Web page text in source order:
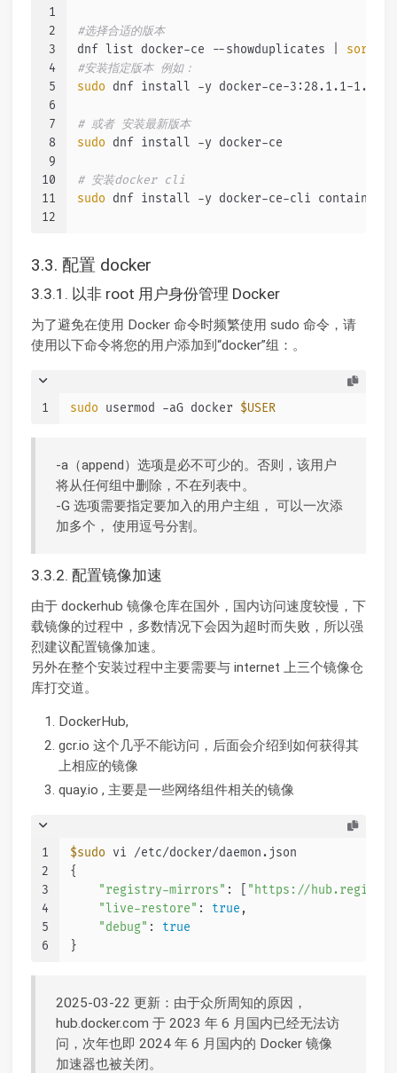
1
2
3
4
5
6
7
8
9
10
11
12
#选择合适的版本
dnf list docker-ce --showduplicates | sort
#安装指定版本 例如：
sudo dnf install -y docker-ce-3:28.1.1-
# 或者 安装最新版本
sudo dnf install -y docker-ce
# 安装docker cli
sudo dnf install -y docker-ce-cli
3.3. 配置 docker
3.3.1. 以非 root 用户身份管理 Docker
为了避免在使用 Docker 命令时频繁使用 sudo 命令，请
使用以下命令将您的用户添加到“docker”组：。
1 sudo usermod -aG docker $USER
-a（append）选项是必不可少的。否则，该用户
将从任何组中删除，不在列表中。
-G 选项需要指定要加入的用户主组， 可以一次添
加多个， 使用逗号分割。
3.3.2. 配置镜像加速
由于 dockerhub 镜像仓库在国外，国内访问速度较慢，下
载镜像的过程中，多数情况下会因为超时而失败，所以强
烈建议配置镜像加速。
另外在整个安装过程中主要需要与 internet 上三个镜像仓
库打交道。
DockerHub,
gcr.io 这个几乎不能访问，后面会介绍到如何获得其
上相应的镜像
quay.io , 主要是一些网络组件相关的镜像
1
2
3
4
5
6
$sudo vi /etc/docker/daemon.json
{
"registry-mirrors" : [
"https://
"live-restore" : true ,
"debug" : true
}
2025-03-22 更新：由于众所周知的原因，
hub.docker.com 于 2023 年 6 月国内已经无法访
问，次年也即 2024 年 6 月国内的 Docker 镜像
加速器也被关闭。